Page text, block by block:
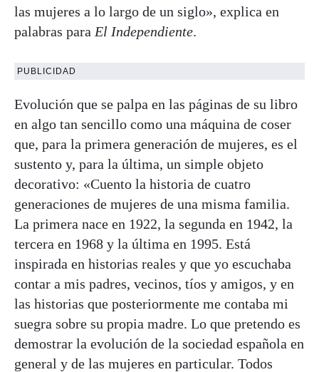
las mujeres a lo largo de un siglo», explica en
palabras para El Independiente.
PUBLICIDAD
Evolución que se palpa en las páginas de su libro
en algo tan sencillo como una máquina de coser
que, para la primera generación de mujeres, es el
sustento y, para la última, un simple objeto
decorativo: «Cuento la historia de cuatro
generaciones de mujeres de una misma familia.
La primera nace en 1922, la segunda en 1942, la
tercera en 1968 y la última en 1995. Está
inspirada en historias reales y que yo escuchaba
contar a mis padres, vecinos, tíos y amigos, y en
las historias que posteriormente me contaba mi
suegra sobre su propia madre. Lo que pretendo es
demostrar la evolución de la sociedad española en
general y de las mujeres en particular. Todos